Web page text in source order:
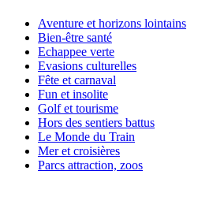
Aventure et horizons lointains
Bien-être santé
Echappee verte
Evasions culturelles
Fête et carnaval
Fun et insolite
Golf et tourisme
Hors des sentiers battus
Le Monde du Train
Mer et croisières
Parcs attraction, zoos